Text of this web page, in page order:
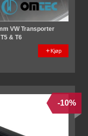
VW Transporter
& T6
Kjøp
-10%